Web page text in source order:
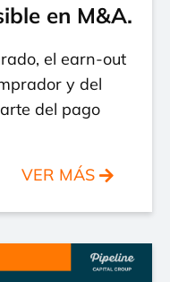
en M&A.
el earn-out
y del
del pago
VER MÁS